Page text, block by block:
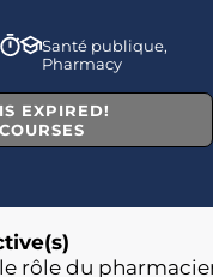
Santé publique,
Pharmacy
EXPIRED!
rôle du